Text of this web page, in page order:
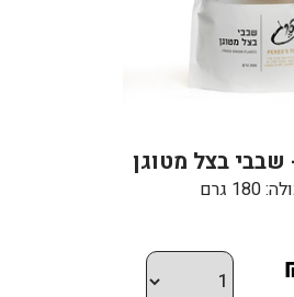
בצל מטוגן
180 גרם